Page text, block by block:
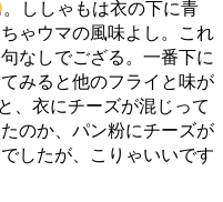
。ししゃもは衣の下に青
ゃウマの風味よし。これ
なしでござる。一番下に
みると他のフライと味が
、衣にチーズが混じって
のか、パン粉にチーズが
したが、こりゃいいです